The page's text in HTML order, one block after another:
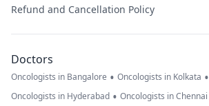
Refund and Cancellation Policy
Doctors
Oncologists in Bangalore • Oncologists in Kolkata •
Oncologists in Hyderabad • Oncologists in Chennai